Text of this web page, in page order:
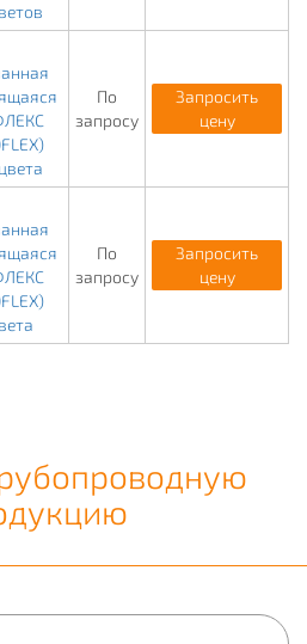
По
запросу
Запросить
цену
По
запросу
Запросить
цену